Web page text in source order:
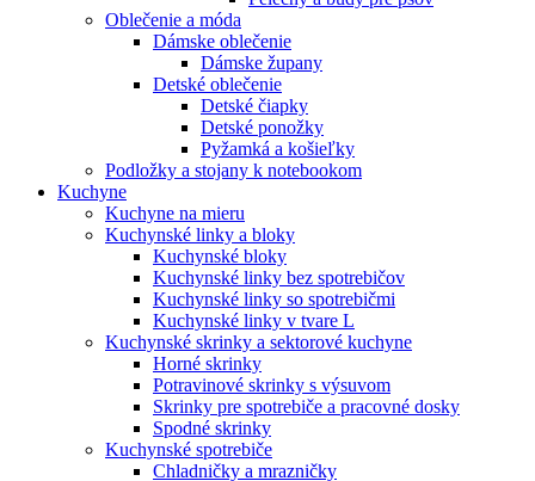
Oblečenie a móda
Dámske oblečenie
Dámske župany
Detské oblečenie
Detské čiapky
Detské ponožky
Pyžamká a košieľky
Podložky a stojany k notebookom
Kuchyne
Kuchyne na mieru
Kuchynské linky a bloky
Kuchynské bloky
Kuchynské linky bez spotrebičov
Kuchynské linky so spotrebičmi
Kuchynské linky v tvare L
Kuchynské skrinky a sektorové kuchyne
Horné skrinky
Potravinové skrinky s výsuvom
Skrinky pre spotrebiče a pracovné dosky
Spodné skrinky
Kuchynské spotrebiče
Chladničky a mrazničky